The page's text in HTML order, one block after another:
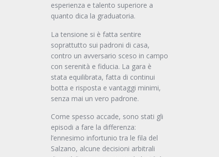
esperienza e talento superiore a
quanto dica la graduatoria.
La tensione si è fatta sentire
soprattutto sui padroni di casa,
contro un avversario sceso in campo
con serenità e fiducia. La gara è
stata equilibrata, fatta di continui
botta e risposta e vantaggi minimi,
senza mai un vero padrone.
Come spesso accade, sono stati gli
episodi a fare la differenza:
l’ennesimo infortunio tra le fila del
Salzano, alcune decisioni arbitrali